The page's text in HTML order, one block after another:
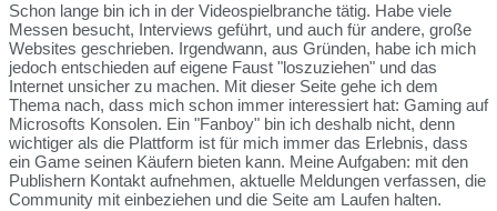
Schon lange bin ich in der Videospielbranche tätig. Habe viele
Messen besucht, Interviews geführt, und auch für andere, große
Websites geschrieben. Irgendwann, aus Gründen, habe ich mich
jedoch entschieden auf eigene Faust "loszuziehen" und das
Internet unsicher zu machen. Mit dieser Seite gehe ich dem
Thema nach, dass mich schon immer interessiert hat: Gaming auf
Microsofts Konsolen. Ein "Fanboy" bin ich deshalb nicht, denn
wichtiger als die Plattform ist für mich immer das Erlebnis, dass
ein Game seinen Käufern bieten kann. Meine Aufgaben: mit den
Publishern Kontakt aufnehmen, aktuelle Meldungen verfassen, die
Community mit einbeziehen und die Seite am Laufen halten.